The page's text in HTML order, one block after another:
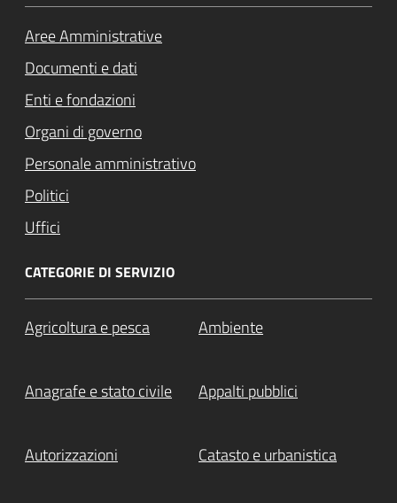
Aree Amministrative
Documenti e dati
Enti e fondazioni
Organi di governo
Personale amministrativo
Politici
Uffici
CATEGORIE DI SERVIZIO
Agricoltura e pesca Ambiente
Anagrafe e stato civile Appalti pubblici
Autorizzazioni Catasto e urbanistica